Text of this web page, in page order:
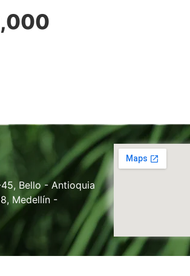
Bello - Antioquia
Medellín -